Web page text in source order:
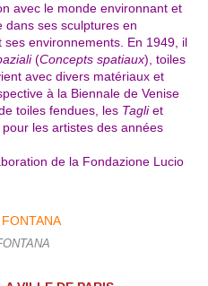
avec le monde environnant et
dans ses sculptures en
environnements. En 1949, il
(Concepts spatiaux), toiles
avec divers matériaux et
à la Biennale de Venise
toiles fendues, les Tagliet
les artistes des années
de la Fondazione Lucio